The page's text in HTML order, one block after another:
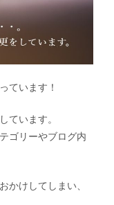
ています！
ています。
ゴリーやブログ内
かけしてしまい、